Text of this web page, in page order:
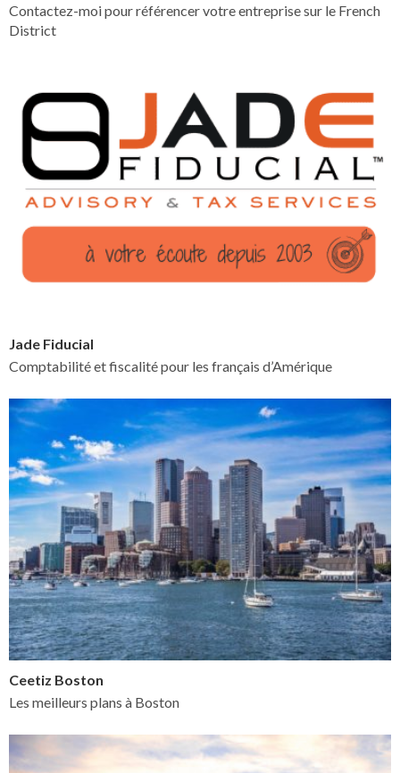
Contactez-moi pour référencer votre entreprise sur le French
District
Jade Fiducial
Comptabilité et fiscalité pour les français d’Amérique
Ceetiz Boston
Les meilleurs plans à Boston